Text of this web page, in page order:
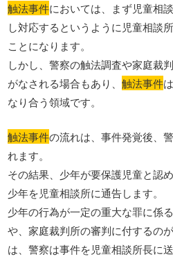
触法事件においては、まず児童相
し対応するというように児童相談
ことになります。
しかし、警察の触法調査や家庭裁
がなされる場合もあり、触法事件
なり合う領域です。
触法事件の流れは、事件発覚後、
れます。
その結果、少年が要保護児童と認
少年を児童相談所に通告します。
少年の行為が一定の重大な罪に係
や、家庭裁判所の審判に付するの
は、警察は事件を児童相談所長に